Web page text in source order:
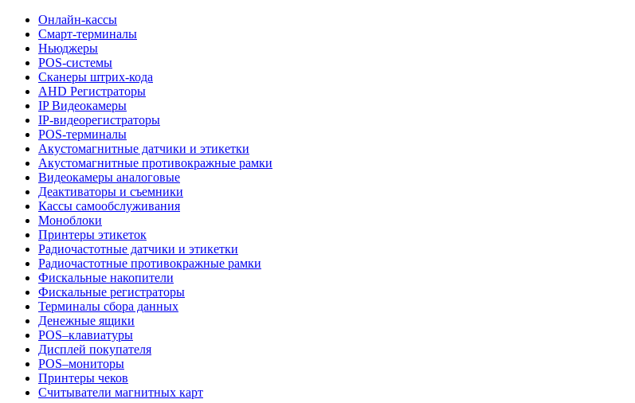
Онлайн-кассы
Смарт-терминалы
Ньюджеры
POS-системы
Сканеры штрих-кода
AHD Регистраторы
IP Видеокамеры
IP-видеорегистраторы
POS-терминалы
Акустомагнитные датчики и этикетки
Акустомагнитные противокражные рамки
Видеокамеры аналоговые
Деактиваторы и съемники
Кассы самообслуживания
Моноблоки
Принтеры этикеток
Радиочастотные датчики и этикетки
Радиочастотные противокражные рамки
Фискальные накопители
Фискальные регистраторы
Терминалы сбора данных
Денежные ящики
POS–клавиатуры
Дисплей покупателя
POS–мониторы
Принтеры чеков
Считыватели магнитных карт